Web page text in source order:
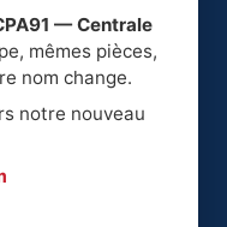
— Centrale
mêmes pièces,
nom change.
notre nouveau